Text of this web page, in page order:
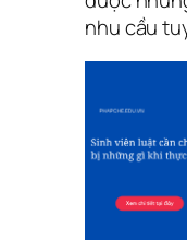
nhu cầu